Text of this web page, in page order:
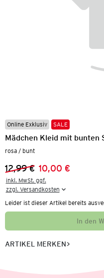
Online Exklusiv SALE
Mädchen Kleid mit bunten
rosa / bunt
Vorheriger Preis:
12,99 €
Neuer Preis:
10,00 €
inkl. MwSt. ggf.
zzgl. Versandkosten
Leider ist dieser Artikel bereits
In den
ARTIKEL MERKEN